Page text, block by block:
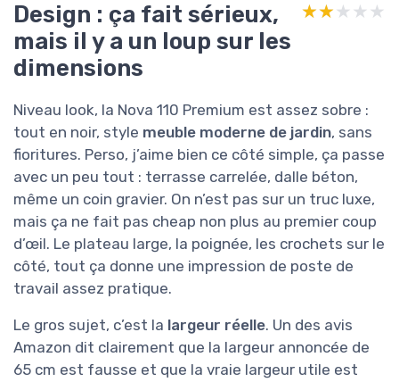
Design : ça fait sérieux,
mais il y a un loup sur les
dimensions
★★★★★
★★★★★
Niveau look, la Nova 110 Premium est assez sobre :
tout en noir, style meuble moderne de jardin, sans
fioritures. Perso, j’aime bien ce côté simple, ça passe
avec un peu tout : terrasse carrelée, dalle béton,
même un coin gravier. On n’est pas sur un truc luxe,
mais ça ne fait pas cheap non plus au premier coup
d’œil. Le plateau large, la poignée, les crochets sur le
côté, tout ça donne une impression de poste de
travail assez pratique.
Le gros sujet, c’est la largeur réelle. Un des avis
Amazon dit clairement que la largeur annoncée de
65 cm est fausse et que la vraie largeur utile est